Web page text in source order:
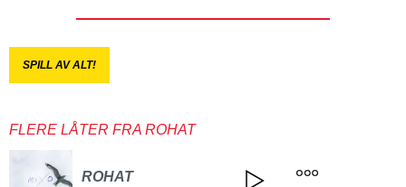
SPILL AV ALT!
FLERE LÅTER FRA ROHAT
ROHAT